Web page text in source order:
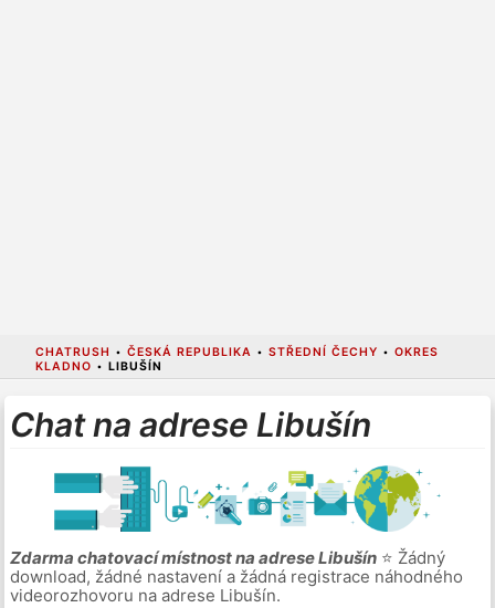
CHATRUSH • ČESKÁ REPUBLIKA • STŘEDNÍ ČECHY • OKRES
KLADNO • LIBUŠÍN
Chat na adrese Libušín
Zdarma chatovací místnost na adrese Libušín⭐ Žádný
download, žádné nastavení a žádná registrace náhodného
videorozhovoru na adrese Libušín.